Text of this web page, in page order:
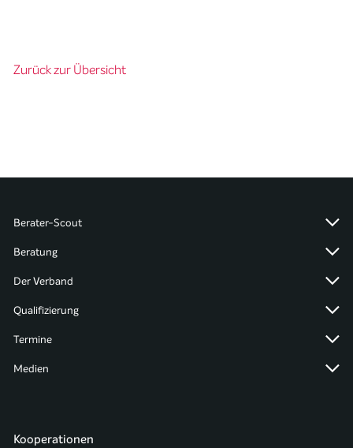
Zurück zur Übersicht
Berater-Scout
Beratung
Der Verband
Qualifizierung
Termine
Medien
Kooperationen